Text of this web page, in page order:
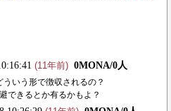
(11年前) 0MONA/0人
いう形で徴収されるの？
できるとか有るかもよ？